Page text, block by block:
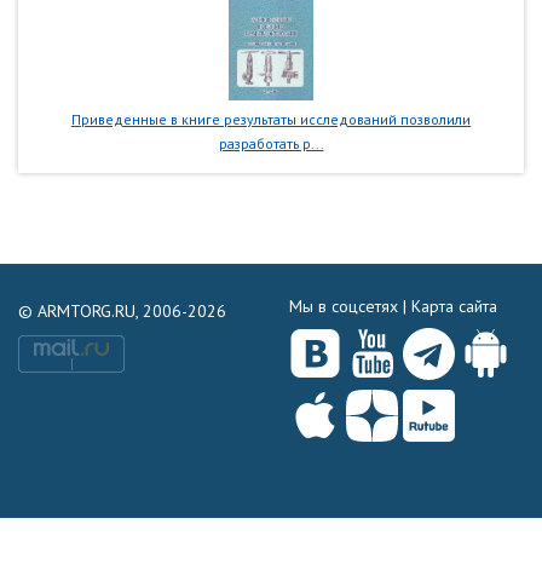
Приведенные в книге результаты исследований позволили
разработать р...
© ARMTORG.RU, 2006-2026 Мы в соцсетях | Карта сайта